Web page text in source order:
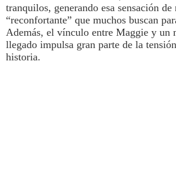
tranquilos, generando esa sensación de
“reconfortante” que muchos buscan
Además, el vínculo entre Maggie y un
llegado impulsa gran parte de la
historia.